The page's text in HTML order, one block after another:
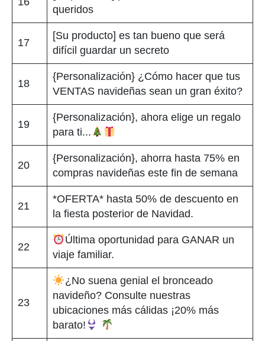
queridos
17
[Su producto] es tan bueno que será
difícil guardar un secreto
18
{Personalización} ¿Cómo hacer que tus
VENTAS navideñas sean un gran éxito?
19
{Personalización}, ahora elige un regalo
para ti...
20
{Personalización}, ahorra hasta 75% en
compras navideñas este fin de semana
21
*OFERTA* hasta 50% de descuento en
la fiesta posterior de Navidad.
22
Última oportunidad para GANAR un
viaje familiar.
23
¿No suena genial el bronceado
navideño? Consulte nuestras
ubicaciones más cálidas ¡20% más
barato!